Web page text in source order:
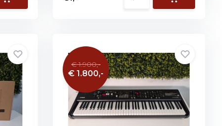
€ 1.900,-
€ 1.800,-